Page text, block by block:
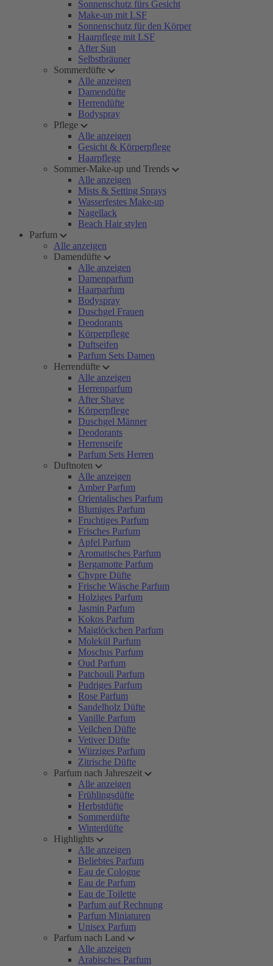
Sonnenschutz fürs Gesicht
Make-up mit LSF
Sonnenschutz für den Körper
Haarpflege mit LSF
After Sun
Selbstbräuner
Sommerdüfte
Alle anzeigen
Damendüfte
Herrendüfte
Bodyspray
Pflege
Alle anzeigen
Gesicht & Körperpflege
Haarpflege
Sommer-Make-up und Trends
Alle anzeigen
Mists & Setting Sprays
Wasserfestes Make-up
Nagellack
Beach Hair stylen
Parfum
Alle anzeigen
Damendüfte
Alle anzeigen
Damenparfum
Haarparfum
Bodyspray
Duschgel Frauen
Deodorants
Körperpflege
Duftseifen
Parfum Sets Damen
Herrendüfte
Alle anzeigen
Herrenparfum
After Shave
Körperpflege
Duschgel Männer
Deodorants
Herrenseife
Parfum Sets Herren
Duftnoten
Alle anzeigen
Amber Parfum
Orientalisches Parfum
Blumiges Parfum
Fruchtiges Parfum
Frisches Parfum
Apfel Parfum
Aromatisches Parfum
Bergamotte Parfum
Chypre Düfte
Frische Wäsche Parfum
Holziges Parfum
Jasmin Parfum
Kokos Parfum
Maiglöckchen Parfum
Molekül Parfum
Moschus Parfum
Oud Parfum
Patchouli Parfum
Pudriges Parfum
Rose Parfum
Sandelholz Düfte
Vanille Parfum
Veilchen Düfte
Vetiver Düfte
Würziges Parfum
Zitrische Düfte
Parfum nach Jahreszeit
Alle anzeigen
Frühlingsdüfte
Herbstdüfte
Sommerdüfte
Winterdüfte
Highlights
Alle anzeigen
Beliebtes Parfum
Eau de Cologne
Eau de Parfum
Eau de Toilette
Parfum auf Rechnung
Parfum Miniaturen
Unisex Parfum
Parfum nach Land
Alle anzeigen
Arabisches Parfum